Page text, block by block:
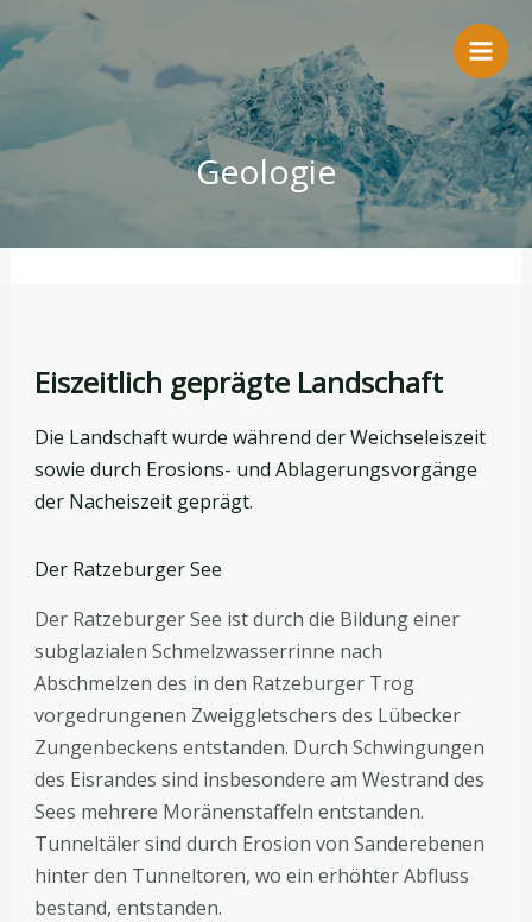
Inhalt
springen
Geologie
Eiszeitlich geprägte Landschaft
Die Landschaft wurde während der Weichseleiszeit
sowie durch Erosions- und Ablagerungsvorgänge
der Nacheiszeit geprägt.
Der Ratzeburger See
Der Ratzeburger See ist durch die Bildung einer
subglazialen Schmelzwasserrinne nach
Abschmelzen des in den Ratzeburger Trog
vorgedrungenen Zweiggletschers des Lübecker
Zungenbeckens entstanden. Durch Schwingungen
des Eisrandes sind insbesondere am Westrand des
Sees mehrere Moränenstaffeln entstanden.
Tunneltäler sind durch Erosion von Sanderebenen
hinter den Tunneltoren, wo ein erhöhter Abfluss
bestand, entstanden.